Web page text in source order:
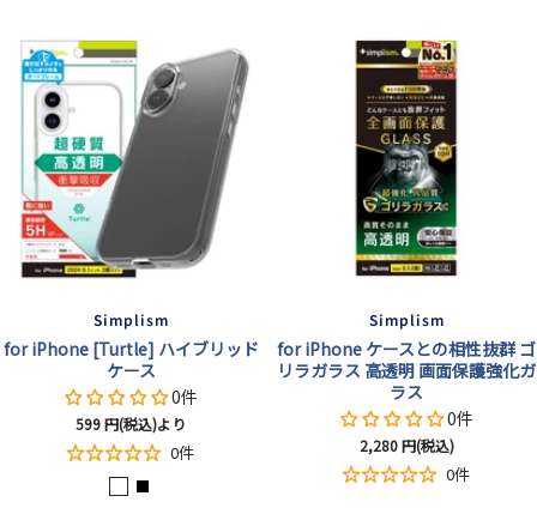
/
高
透
明
ト
ク
リ
ア
Simplism
for iPhone [Turtle] ハイブリッド
ケース
0件
セ
ー
599円(税込)より
0件
ク ブ
Simplism
for iPhone ケースとの相性抜群 ゴ
リラガラス 高透明 画面保護強化ガ
ラス
0件
セ
ー
2,280円(税込)
0件